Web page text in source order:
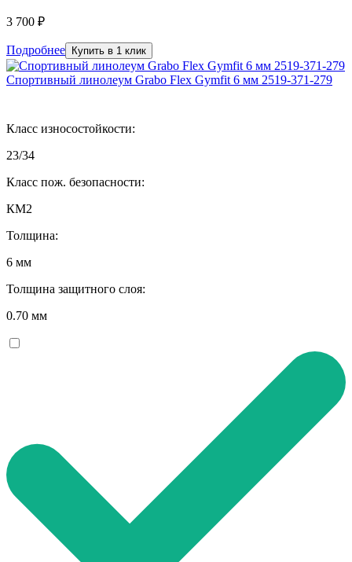
3 700 ₽
Подробнее Купить в 1 клик
Спортивный линолеум Grabo Flex Gymfit 6 мм 2519-371-279
Класс износостойкости:
23/34
Класс пож. безопасности:
КМ2
Толщина:
6 мм
Толщина защитного слоя:
0.70 мм